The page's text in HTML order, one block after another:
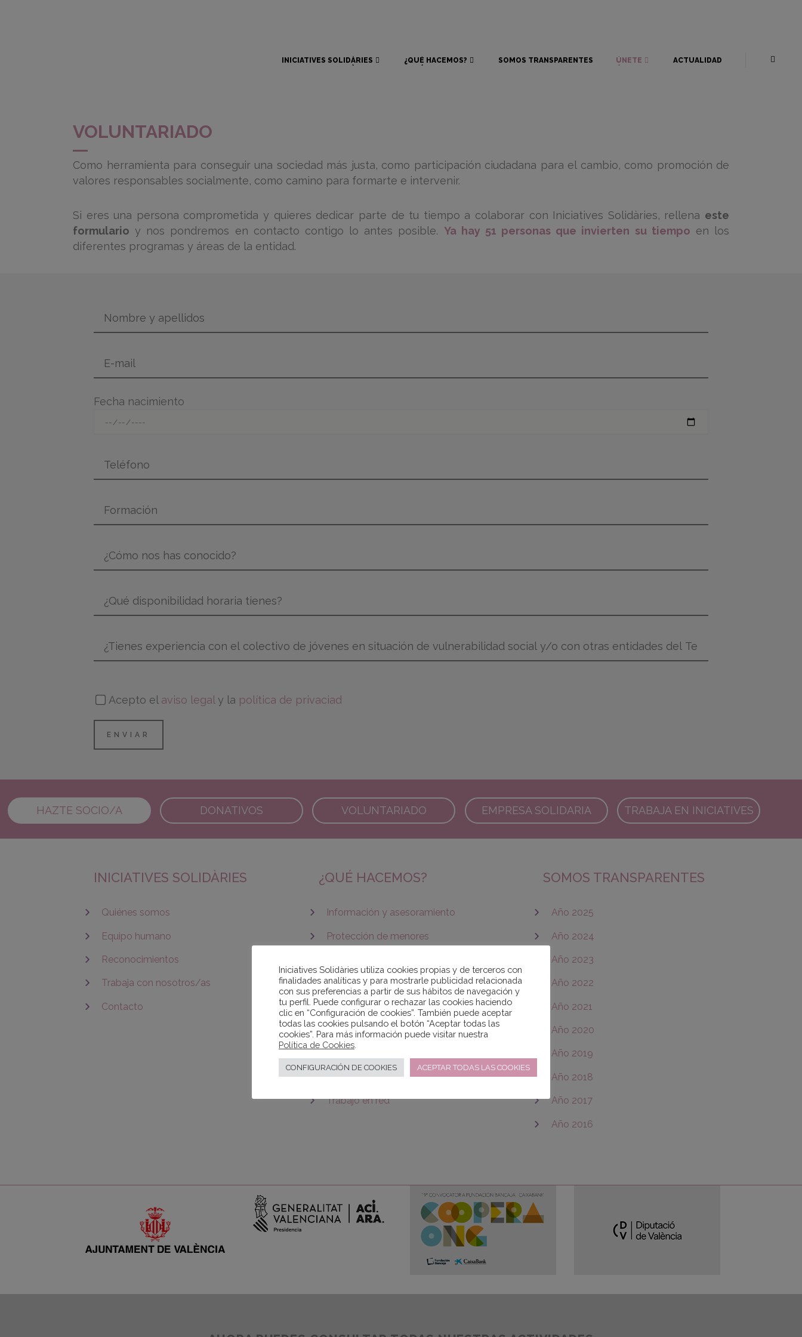
INICIATIVES SOLIDÀRIES
¿QUÉ HACEMOS?
SOMOS TRANSPARENTES
ÚNETE
ACTUALIDAD
VOLUNTARIADO
Como herramienta para conseguir una sociedad más justa, como participación ciudadana para el cambio, como promoción de
valores responsables socialmente, como camino para formarte e intervenir.
Si eres una persona comprometida y quieres dedicar parte de tu tiempo a colaborar con Iniciatives Solidàries, rellena este
formulario y nos pondremos en contacto contigo lo antes posible. Ya hay 51 personas que invierten su tiempo en los
diferentes programas y áreas de la entidad.
Fecha nacimiento
Acepto el aviso legal y la política de privaciad
HAZTE SOCIO/A DONATIVOS VOLUNTARIADO EMPRESA SOLIDARIA TRABAJA EN INICIATIVES
INICIATIVES SOLIDÀRIES
Quiénes somos
Equipo humano
Reconocimientos
Trabaja con nosotros/as
Contacto
¿QUÉ HACEMOS?
Información y asesoramiento
Protección de menores
Formación profesional
Otras formaciones
Personas reclusas y ex-reclusas
Profesionales y Voluntariado
Trabajo en red
SOMOS TRANSPARENTES
Año 2025
Año 2024
Año 2023
Año 2022
Año 2021
Año 2020
Año 2019
Año 2018
Año 2017
Año 2016
Iniciatives Solidàries utiliza cookies propias y de terceros con
finalidades analíticas y para mostrarle publicidad relacionada
con sus preferencias a partir de sus hábitos de navegación y
tu perfil. Puede configurar o rechazar las cookies haciendo
clic en “Configuración de cookies”. También puede aceptar
todas las cookies pulsando el botón “Aceptar todas las
cookies”. Para más información puede visitar nuestra
Política de Cookies
CONFIGURACIÓN DE COOKIES ACEPTAR TODAS LAS COOKIES